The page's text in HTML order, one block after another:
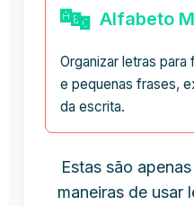
🔤 Alfabeto
Organizar letras
e pequenas frases,
da escrita.
Estas são
maneiras de usar